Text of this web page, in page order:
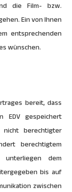
die Film- bzw.
Ein von Ihnen
entsprechenden
wünschen.
bereit, dass
EDV gespeichert
berechtigter
berechtigtem
unterliegen dem
bis auf
zwischen